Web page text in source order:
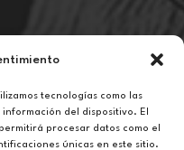
tecnologías como las
del dispositivo. El
procesar datos como el
únicas en este sitio.